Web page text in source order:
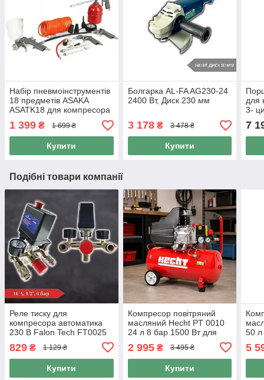
Набір пневмоінструментів
18 предметів ASAKA
ASATK18 для компресора
пневмонабір фарбопульт
пістолет підкачки шланг
5м
1 399 ₴ 1 699 ₴
Купити
Болгарка AL-FA AG230-24
2400 Вт, Диск 230 мм
3 178₴ 3 478 ₴
Купити
для
3-
7
Подібні товари компанії
Реле тиску для
компресора автоматика
230 В Falon Tech FT0025
829 ₴ 1 129 ₴
Купити
Компресор повітряний
масляний Hecht PT 0010
24 л 8 бар 1500 Вт для
пневмоінструменту
2 995₴ 3 495 ₴
Купити
50 л
5